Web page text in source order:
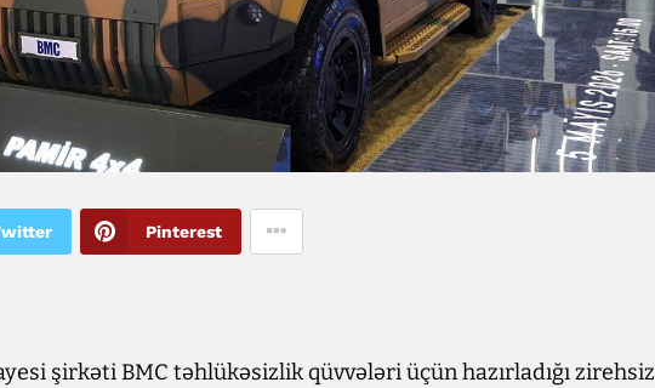
Pinterest
şirkəti BMC təhlükəsizlik qüvvələri üçün hazırladığı zirehsiz